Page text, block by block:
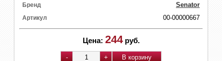
Бренд Senator
Артикул 00-00000667
Цена: 244 руб.